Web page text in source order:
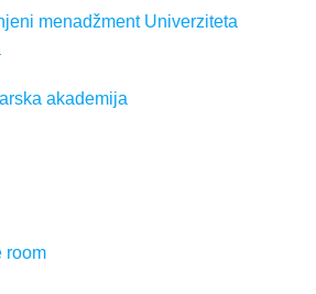
menadžment Univerziteta
akademija
room